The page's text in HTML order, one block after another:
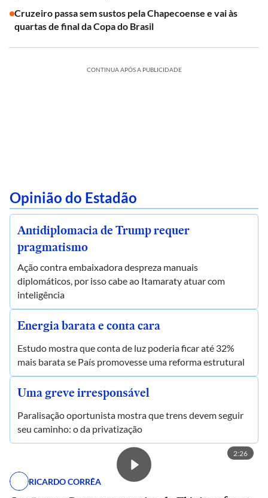
Cruzeiro passa sem sustos pela Chapecoense e vai às
quartas de final da Copa do Brasil
CONTINUA APÓS A PUBLICIDADE
Opinião do Estadão
Antidiplomacia de Trump requer
pragmatismo
Ação contra embaixadora despreza manuais
diplomáticos, por isso cabe ao Itamaraty atuar com
inteligência
Energia barata e conta cara
Estudo mostra que conta de luz poderia ficar até 32%
mais barata se País promovesse uma reforma estrutural
Uma greve irresponsável
Paralisação oportunista mostra que trens devem seguir
seu caminho: o da privatização
2:26
RICARDO CORRÊA